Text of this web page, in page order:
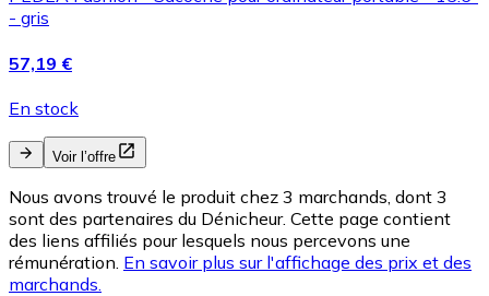
- gris
57,19 €
En stock
Voir l’offre
Nous avons trouvé le produit chez 3 marchands, dont 3
sont des partenaires du Dénicheur. Cette page contient
des liens affiliés pour lesquels nous percevons une
rémunération. En savoir plus sur l'affichage des prix et des
marchands.